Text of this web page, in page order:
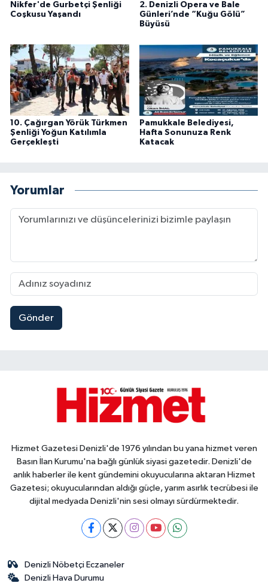
Nikfer'de Gurbetçi Şenliği
Coşkusu Yaşandı
2. Denizli Opera ve Bale
Günleri’nde “Kuğu Gölü”
Büyüsü
10. Çağırgan Yörük Türkmen
Şenliği Yoğun Katılımla
Gerçekleşti
Pamukkale Belediyesi,
Hafta Sonunuza Renk
Katacak
Yorumlar
Gönder
Hizmet Gazetesi Denizli'de 1976 yılından bu yana hizmet veren
Basın İlan Kurumu'na bağlı günlük siyasi gazetedir. Denizli'de
anlık haberler ile kent gündemini okuyucularına aktaran Hizmet
Gazetesi; okuyucularından aldığı güçle, yarım asırlık tecrübesi ile
dijital medyada Denizli'nin sesi olmayı sürdürmektedir.
Denizli Nöbetçi Eczaneler
Denizli Hava Durumu